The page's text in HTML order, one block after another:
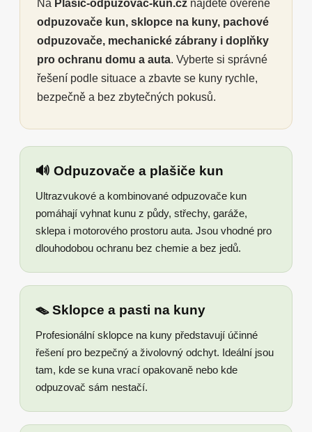
Na Plasic-odpuzovac-kun.cz najdete ověřené
odpuzovače kun, sklopce na kuny, pachové
odpuzovače, mechanické zábrany i doplňky
pro ochranu domu a auta. Vyberte si správné
řešení podle situace a zbavte se kuny rychle,
bezpečně a bez zbytečných pokusů.
🔊 Odpuzovače a plašiče kun
Ultrazvukové a kombinované odpuzovače kun
pomáhají vyhnat kunu z půdy, střechy, garáže,
sklepa i motorového prostoru auta. Jsou vhodné pro
dlouhodobou ochranu bez chemie a bez jedů.
🪤 Sklopce a pasti na kuny
Profesionální sklopce na kuny představují účinné
řešení pro bezpečný a živolovný odchyt. Ideální jsou
tam, kde se kuna vrací opakovaně nebo kde
odpuzovač sám nestačí.